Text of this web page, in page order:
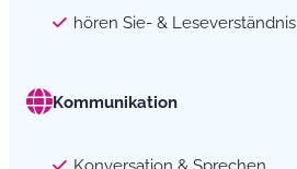
hören Sie- & Leseverständnis
Kommunikation
Konversation & Sprechen